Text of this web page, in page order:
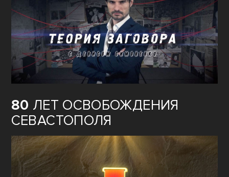
80 ЛЕТ ОСВОБОЖДЕНИЯ
СЕВАСТОПОЛЯ